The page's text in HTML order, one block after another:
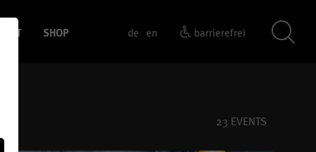
SHOP de en barrierefrei
23 EVENTS